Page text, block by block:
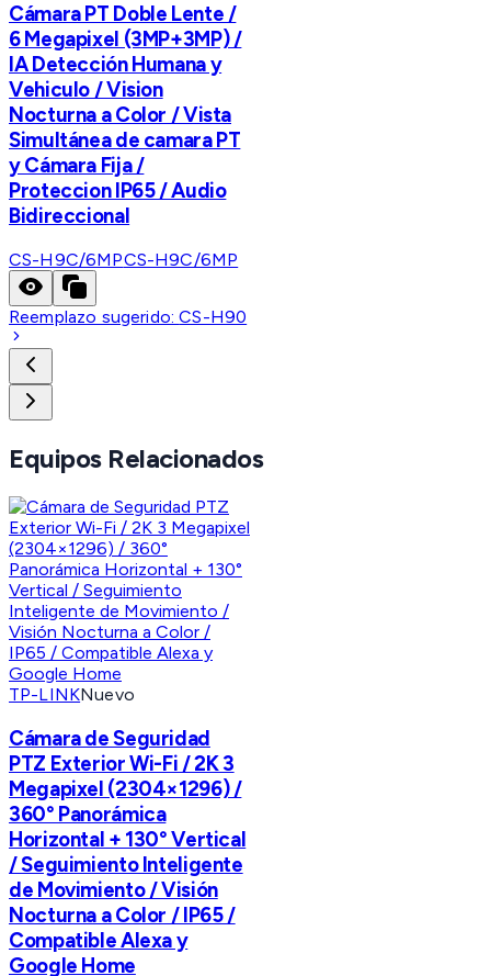
Cámara PT Doble Lente /
6 Megapixel (3MP+3MP) /
IA Detección Humana y
Vehiculo / Vision
Nocturna a Color / Vista
Simultánea de camara PT
y Cámara Fija /
Proteccion IP65 / Audio
Bidireccional
CS-H9C/6MPCS-H9C/6MP
Reemplazo sugerido:CS-H90
Equipos Relacionados
TP-LINKNuevo
Cámara de Seguridad
PTZ Exterior Wi-Fi / 2K 3
Megapixel (2304×1296) /
360° Panorámica
Horizontal + 130° Vertical
/ Seguimiento Inteligente
de Movimiento / Visión
Nocturna a Color / IP65 /
Compatible Alexa y
Google Home